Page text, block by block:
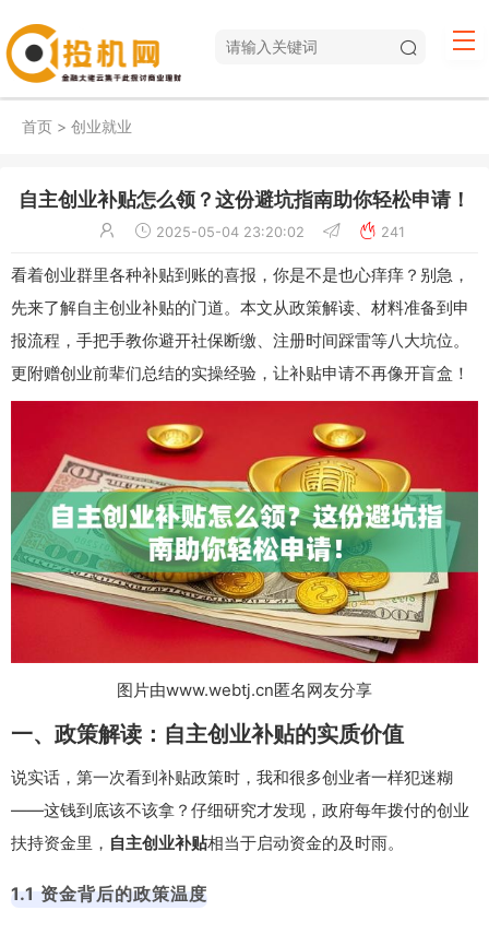
首页 > 创业就业
自主创业补贴怎么领？这份避坑指南助你轻松申请！
2025-05-04 23:20:02 241
看着创业群里各种补贴到账的喜报，你是不是也心痒痒？别急，
先来了解自主创业补贴的门道。本文从政策解读、材料准备到申
报流程，手把手教你避开社保断缴、注册时间踩雷等八大坑位。
更附赠创业前辈们总结的实操经验，让补贴申请不再像开盲盒！
图片由www.webtj.cn匿名网友分享
一、政策解读：自主创业补贴的实质价值
说实话，第一次看到补贴政策时，我和很多创业者一样犯迷糊
——这钱到底该不该拿？仔细研究才发现，政府每年拨付的创业
扶持资金里， 自主创业补贴相当于启动资金的及时雨。
1.1 资金背后的政策温度